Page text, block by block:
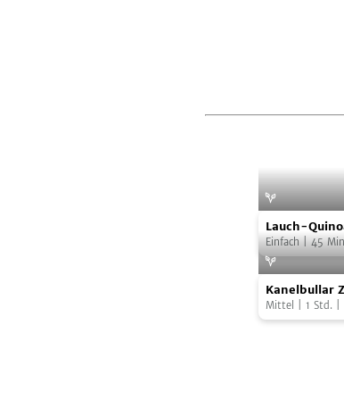
Lauch-
Quinoa-
Suppe
Lauch-
Einfach|45
Kanelbullar
Kanelbullar
Mittel 1 Std.